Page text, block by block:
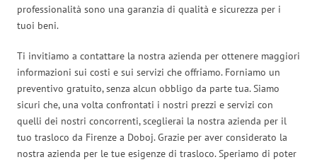
professionalità sono una garanzia di qualità e sicurezza per i
tuoi beni.
Ti invitiamo a contattare la nostra azienda per ottenere maggiori
informazioni sui costi e sui servizi che offriamo. Forniamo un
preventivo gratuito, senza alcun obbligo da parte tua. Siamo
sicuri che, una volta confrontati i nostri prezzi e servizi con
quelli dei nostri concorrenti, sceglierai la nostra azienda per il
tuo trasloco da Firenze a Doboj. Grazie per aver considerato la
nostra azienda per le tue esigenze di trasloco. Speriamo di poter